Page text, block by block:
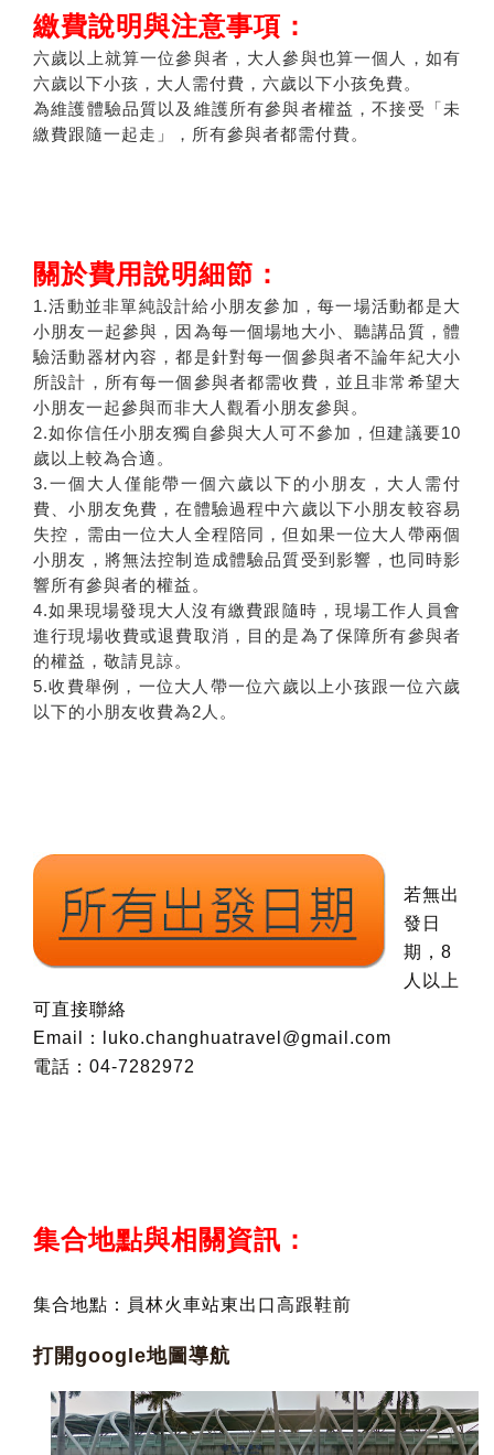
繳費說明與注意事項：
六歲以上就算一位參與者，大人參與也算一個人，如有
六歲以下小孩，大人需付費，六歲以下小孩免費。
為維護體驗品質以及維護所有參與者權益，不接受「未
繳費跟隨一起走」，所有參與者都需付費。
關於費用說明細節：
1.活動並非單純設計給小朋友參加，每一場活動都是大
小朋友一起參與，因為每一個場地大小、聽講品質，體
驗活動器材內容，都是針對每一個參與者不論年紀大小
所設計，所有每一個參與者都需收費，並且非常希望大
小朋友一起參與而非大人觀看小朋友參與。
2.如你信任小朋友獨自參與大人可不參加，但建議要10
歲以上較為合適。
3.一個大人僅能帶一個六歲以下的小朋友，大人需付
費、小朋友免費，在體驗過程中六歲以下小朋友較容易
失控，需由一位大人全程陪同，但如果一位大人帶兩個
小朋友，將無法控制造成體驗品質受到影響，也同時影
響所有參與者的權益。
4.如果現場發現大人沒有繳費跟隨時，現場工作人員會
進行現場收費或退費取消，目的是為了保障所有參與者
的權益，敬請見諒。
5.收費舉例，一位大人帶一位六歲以上小孩跟一位六歲
以下的小朋友收費為2人。
若無出
發日
期，8
人以上
可直接聯絡
Email：
luko.changhuatravel@gmail.com
電話：04-7282972
集合地點與相關資訊：
集合地點：員林火車站東出口高跟鞋前
打開google地圖導航